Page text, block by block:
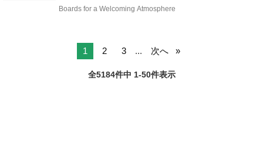
1 2 3 ... 次へ
全5184件中 1-50件表示